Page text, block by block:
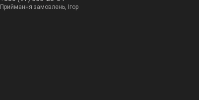
Приймання замовлень, Ігор